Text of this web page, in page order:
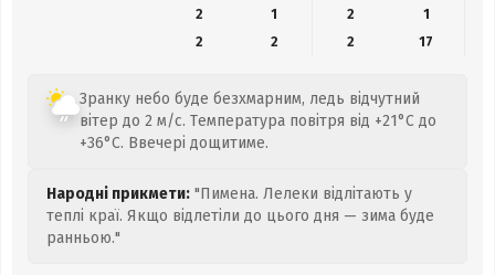
2
1 2
1
2
2 2 17
Зранку небо буде безхмарним, ледь відчутний
вітер до 2 м/с. Температура повітря від +21°C до
+36°C. Ввечері дощитиме.
Народні прикмети: "Пимена. Лелеки відлітають у
теплі краї. Якщо відлетіли до цього дня — зима буде
ранньою."